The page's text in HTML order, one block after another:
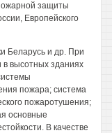
защиты
Европейского
Беларусь и др. При
высотных зданиях
пожара; система
пожаротушения;
основные
В качестве